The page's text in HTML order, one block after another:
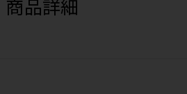
商品詳細